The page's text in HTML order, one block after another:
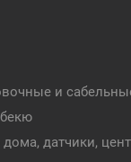
и
датчики,